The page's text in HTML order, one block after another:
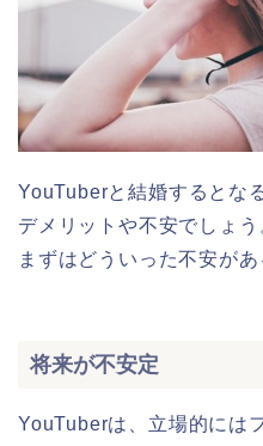
YouTuberと結婚するとな
デメリットや不安でしょう
まずはどういった不安が
将来が不安定
YouTuberは、立場的には